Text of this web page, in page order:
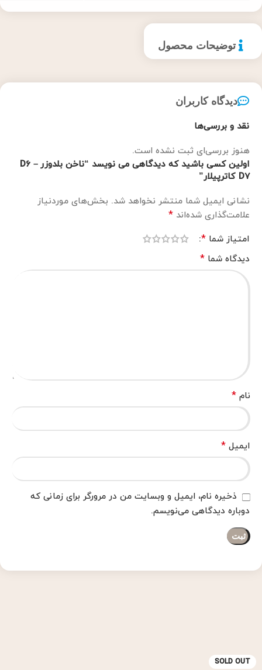
توضیحات محصول
دیدگاه کاربران
نقد و بررسی‌ها
هنوز بررسی‌ای ثبت نشده است.
اولین کسی باشید که دیدگاهی می نویسد “ناخن بلدوزر D6 –
D7 کاترپیلار”
نشانی ایمیل شما منتشر نخواهد شد. بخش‌های موردنیاز
علامت‌گذاری شده‌اند *
امتیاز شما *
دیدگاه شما *
نام *
ایمیل *
ذخیره نام، ایمیل و وبسایت من در مرورگر برای زمانی که
دوباره دیدگاهی می‌نویسم.
SOLD OUT